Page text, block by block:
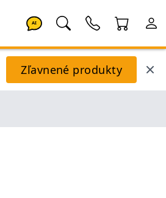
AI
Zľavnené produkty